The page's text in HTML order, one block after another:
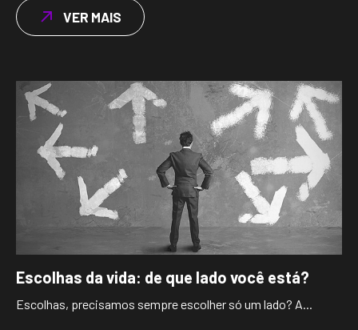
VER MAIS
Escolhas da vida: de que lado você está?
Escolhas, precisamos sempre escolher só um lado? A...